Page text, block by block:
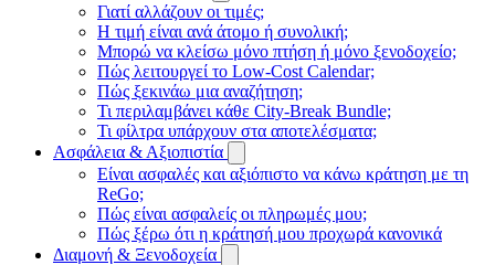
Γιατί αλλάζουν οι τιμές;
Η τιμή είναι ανά άτομο ή συνολική;
Μπορώ να κλείσω μόνο πτήση ή μόνο ξενοδοχείο;
Πώς λειτουργεί το Low-Cost Calendar;
Πώς ξεκινάω μια αναζήτηση;
Τι περιλαμβάνει κάθε City-Break Bundle;
Τι φίλτρα υπάρχουν στα αποτελέσματα;
Ασφάλεια & Αξιοπιστία
Είναι ασφαλές και αξιόπιστο να κάνω κράτηση με τη
ReGo;
Πώς είναι ασφαλείς οι πληρωμές μου;
Πώς ξέρω ότι η κράτησή μου προχωρά κανονικά
Διαμονή & Ξενοδοχεία